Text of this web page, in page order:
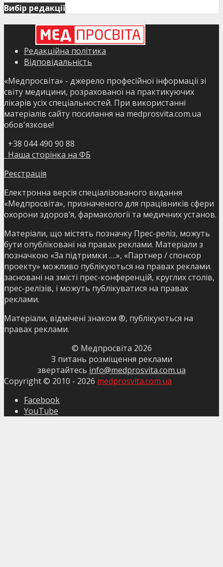
Вибір редакції
Редакційна політика
Відповідальність
«Медпросвіта» - джерело професійної інформації зі
світу медицини, розрахованої на практикуючих
лікарів усіх спеціальностей. При використанні
матеріалів сайту посилання на medprosvita.com.ua
обов'язкове!
+38 044 490 90 88
Наша сторінка на ФБ
Реєстрація
Електронна версія спеціалізованого видання
«Медпросвіта», призначеного для працівників сфери
охорони здоров’я, фармакології та медичних установ.
Матеріали, що містять позначку Прес-реліз, можуть
бути опубліковані на правах реклами. Матеріали з
позначкою «За підтримки ….», «Партнер / спонсор
проекту» можливо публікуються на правах реклами.
засновані на змісті прес-конференцій, круглих столів,
прес-релізів, і можуть публікуватися на правах
реклами.
Матеріали, відмічені знаком ®, публікуються на
правах реклами.
© Медпросвіта 2026
З питань розміщення реклами
звертайтесь info@medprosvita.com.ua
Copyright © 2010 - 2026 medprosvita.com.ua
Facebook
YouTube